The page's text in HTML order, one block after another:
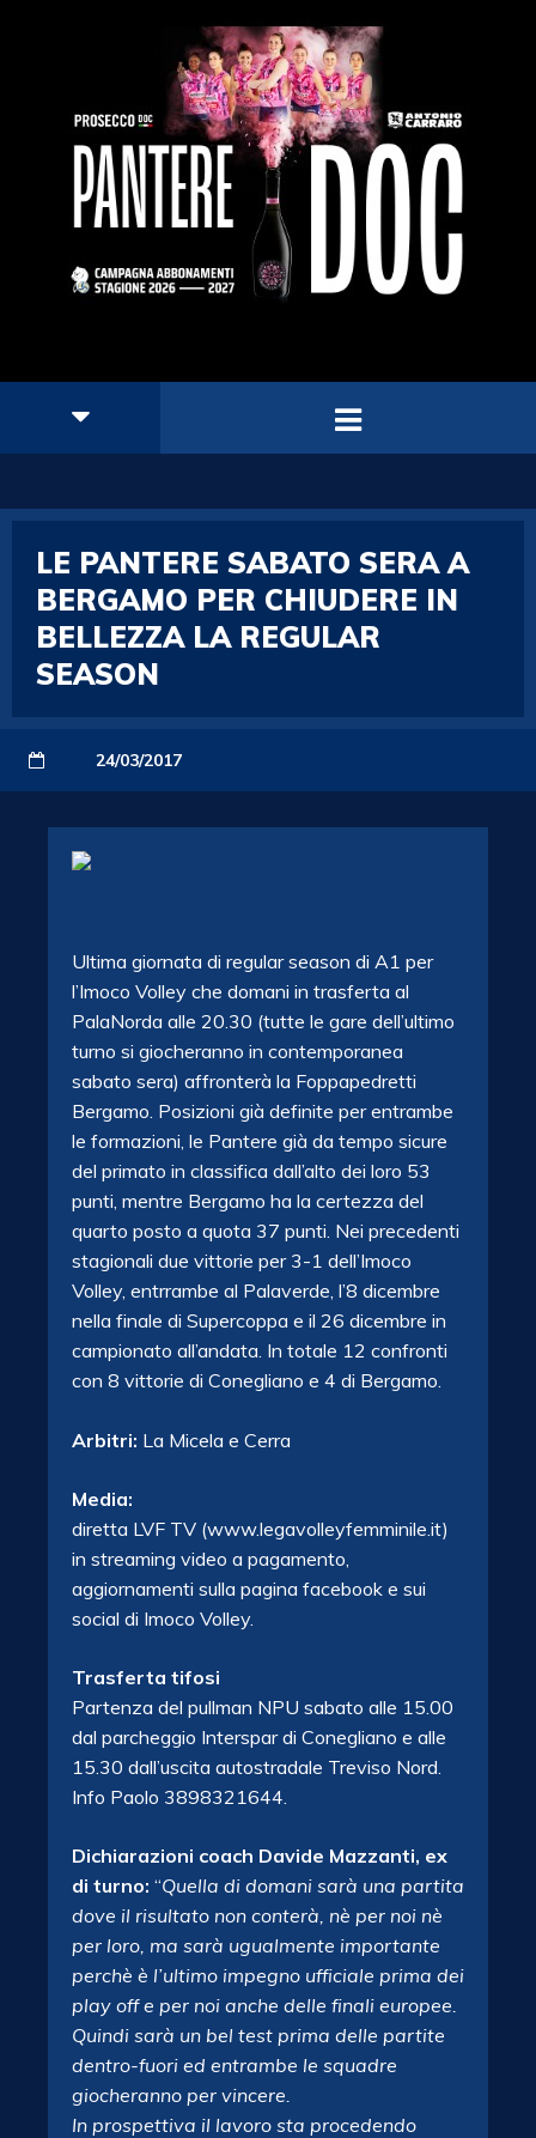
LE PANTERE SABATO SERA A
BERGAMO PER CHIUDERE IN
BELLEZZA LA REGULAR
SEASON
24/03/2017
Ultima giornata di regular season di A1 per
l’Imoco Volley che domani in trasferta al
PalaNorda alle 20.30 (tutte le gare dell’ultimo
turno si giocheranno in contemporanea
sabato sera) affronterà la Foppapedretti
Bergamo. Posizioni già definite per entrambe
le formazioni, le Pantere già da tempo sicure
del primato in classifica dall’alto dei loro 53
punti, mentre Bergamo ha la certezza del
quarto posto a quota 37 punti. Nei precedenti
stagionali due vittorie per 3-1 dell’Imoco
Volley, entrrambe al Palaverde, l’8 dicembre
nella finale di Supercoppa e il 26 dicembre in
campionato all’andata. In totale 12 confronti
con 8 vittorie di Conegliano e 4 di Bergamo.
Arbitri: La Micela e Cerra
Media:
diretta LVF TV (www.legavolleyfemminile.it)
in streaming video a pagamento,
aggiornamenti sulla pagina facebook e sui
social di Imoco Volley.
Trasferta tifosi
Partenza del pullman NPU sabato alle 15.00
dal parcheggio Interspar di Conegliano e alle
15.30 dall’uscita autostradale Treviso Nord.
Info Paolo 3898321644.
Dichiarazioni coach Davide Mazzanti, ex
di turno: “Quella di domani sarà una partita
dove il risultato non conterà, nè per noi nè
per loro, ma sarà ugualmente importante
perchè è l’ultimo impegno ufficiale prima dei
play off e per noi anche delle finali europee.
Quindi sarà un bel test prima delle partite
dentro-fuori ed entrambe le squadre
giocheranno per vincere.
In prospettiva il lavoro sta procedendo